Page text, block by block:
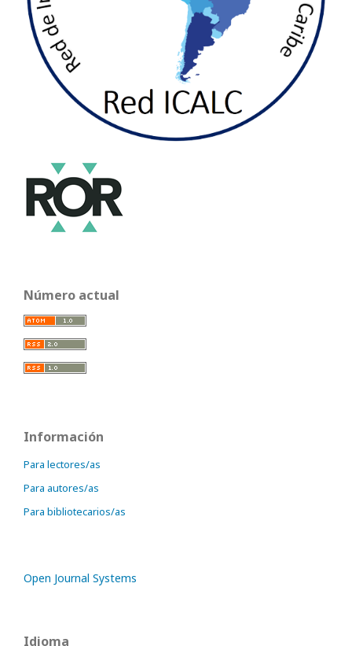
Número actual
Información
Para lectores/as
Para autores/as
Para bibliotecarios/as
Open Journal Systems
Idioma